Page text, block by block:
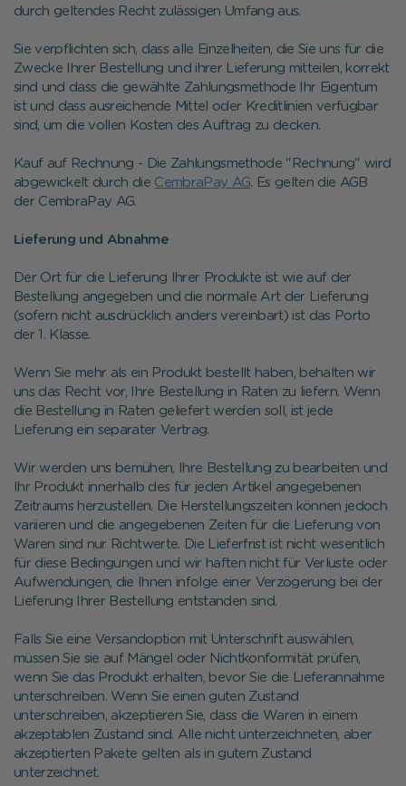
durch geltendes Recht zulässigen Umfang aus.
Sie verpflichten sich, dass alle Einzelheiten, die Sie uns für die
Zwecke Ihrer Bestellung und ihrer Lieferung mitteilen, korrekt
sind und dass die gewählte Zahlungsmethode Ihr Eigentum
ist und dass ausreichende Mittel oder Kreditlinien verfügbar
sind, um die vollen Kosten des Auftrag zu decken.
Kauf auf Rechnung - Die Zahlungsmethode "Rechnung" wird
abgewickelt durch die CembraPay AG. Es gelten die AGB
der CembraPay AG.
Lieferung und Abnahme
Der Ort für die Lieferung Ihrer Produkte ist wie auf der
Bestellung angegeben und die normale Art der Lieferung
(sofern nicht ausdrücklich anders vereinbart) ist das Porto
der 1. Klasse.
Wenn Sie mehr als ein Produkt bestellt haben, behalten wir
uns das Recht vor, Ihre Bestellung in Raten zu liefern. Wenn
die Bestellung in Raten geliefert werden soll, ist jede
Lieferung ein separater Vertrag.
Wir werden uns bemühen, Ihre Bestellung zu bearbeiten und
Ihr Produkt innerhalb des für jeden Artikel angegebenen
Zeitraums herzustellen. Die Herstellungszeiten können jedoch
variieren und die angegebenen Zeiten für die Lieferung von
Waren sind nur Richtwerte. Die Lieferfrist ist nicht wesentlich
für diese Bedingungen und wir haften nicht für Verluste oder
Aufwendungen, die Ihnen infolge einer Verzögerung bei der
Lieferung Ihrer Bestellung entstanden sind.
Falls Sie eine Versandoption mit Unterschrift auswählen,
müssen Sie sie auf Mängel oder Nichtkonformität prüfen,
wenn Sie das Produkt erhalten, bevor Sie die Lieferannahme
unterschreiben. Wenn Sie einen guten Zustand
unterschreiben, akzeptieren Sie, dass die Waren in einem
akzeptablen Zustand sind. Alle nicht unterzeichneten, aber
akzeptierten Pakete gelten als in gutem Zustand
unterzeichnet.